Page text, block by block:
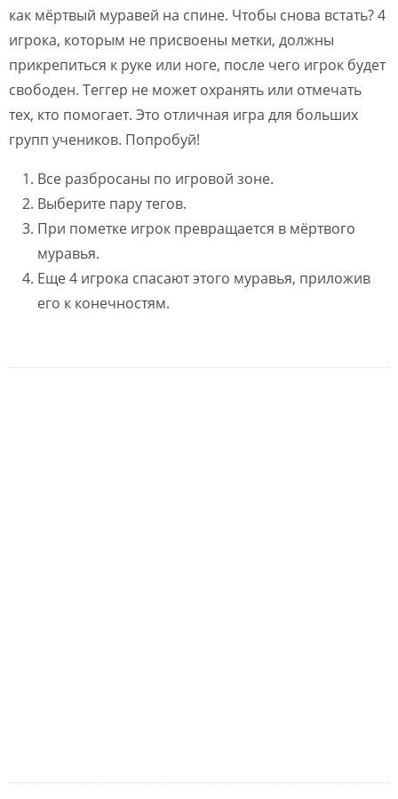
как мёртвый муравей на спине. Чтобы снова встать? 4
игрока, которым не присвоены метки, должны
прикрепиться к руке или ноге, после чего игрок будет
свободен. Теггер не может охранять или отмечать
тех, кто помогает. Это отличная игра для больших
групп учеников. Попробуй!
Все разбросаны по игровой зоне.
Выберите пару тегов.
При пометке игрок превращается в мёртвого
муравья.
Еще 4 игрока спасают этого муравья, приложив
его к конечностям.